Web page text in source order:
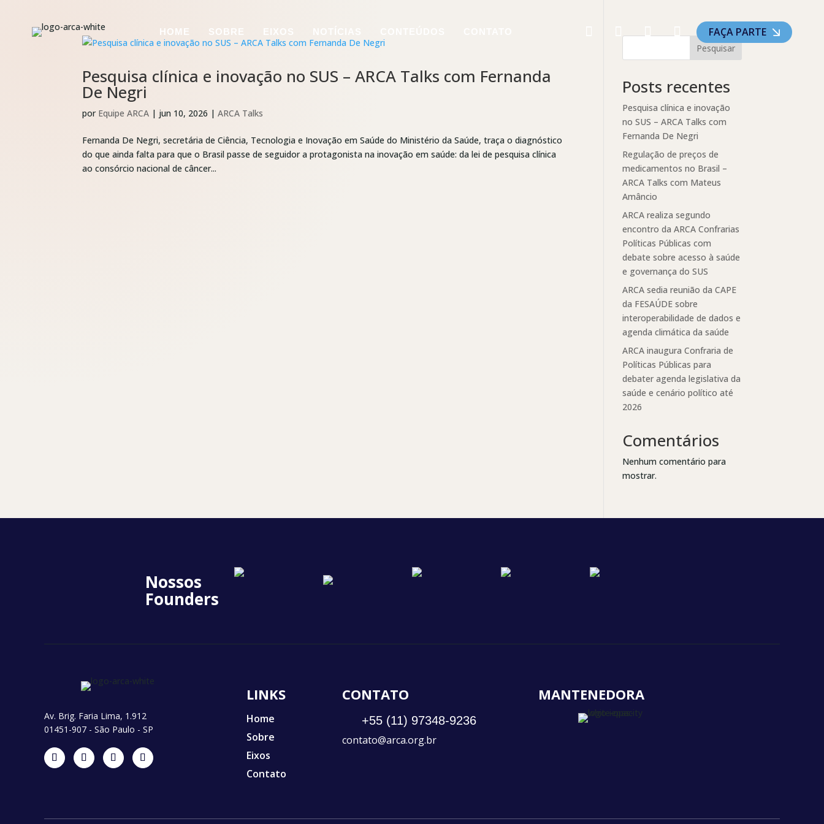
HOME SOBRE EIXOS FAÇA PARTE
Pesquisa clínica e inovação no SUS – ARCA Talks com Fernanda
De Negri
por Equipe ARCA | jun 10, 2026 |ARCA Talks
Fernanda De Negri, secretária de Ciência, Tecnologia e Inovação em Saúde do Ministério da Saúde, traça o diagnóstico
do que ainda falta para que o Brasil passe de seguidor a protagonista na inovação em saúde: da lei de pesquisa clínica
ao consórcio nacional de câncer...
Pesquisar
Posts recentes
Pesquisa clínica e inovação
no SUS – ARCA Talks com
Fernanda De Negri
Regulação de preços de
medicamentos no Brasil –
ARCA Talks com Mateus
Amâncio
ARCA realiza segundo
encontro da ARCA Confrarias
Políticas Públicas com
debate sobre acesso à saúde
e governança do SUS
ARCA sedia reunião da CAPE
da FESAÚDE sobre
interoperabilidade de dados e
agenda climática da saúde
ARCA inaugura Confraria de
Políticas Públicas para
debater agenda legislativa da
saúde e cenário político até
2026
Comentários
Nenhum comentário para
mostrar.
Nossos
Founders
Av. Brig. Faria Lima, 1.912
01451-907 - São Paulo - SP
LINKS
Home
Sobre
Eixos
Contato
CONTATO
+55 (11) 97348-9236
contato@arca.org.br
MANTENEDORA